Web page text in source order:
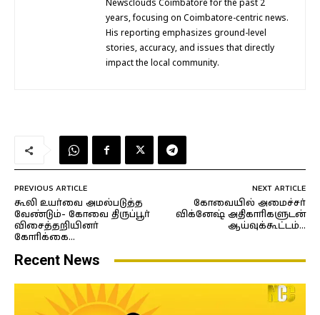
Newsclouds Coimbatore for the past 2
years, focusing on Coimbatore-centric news.
His reporting emphasizes ground-level
stories, accuracy, and issues that directly
impact the local community.
PREVIOUS ARTICLE
கூலி உயர்வை அமல்படுத்த
வேண்டும்- கோவை திருப்பூர்
விசைத்தறியினர்
கோரிக்கை…
NEXT ARTICLE
கோவையில் அமைச்சர்
விக்னேஷ் அதிகாரிகளுடன்
ஆய்வுக்கூட்டம்…
Recent News